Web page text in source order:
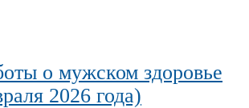
о мужском здоровье
2026 года)